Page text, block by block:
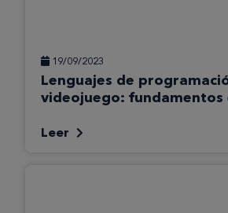
19/09/2023
Lenguajes de
videojuego: fundamentos
Leer